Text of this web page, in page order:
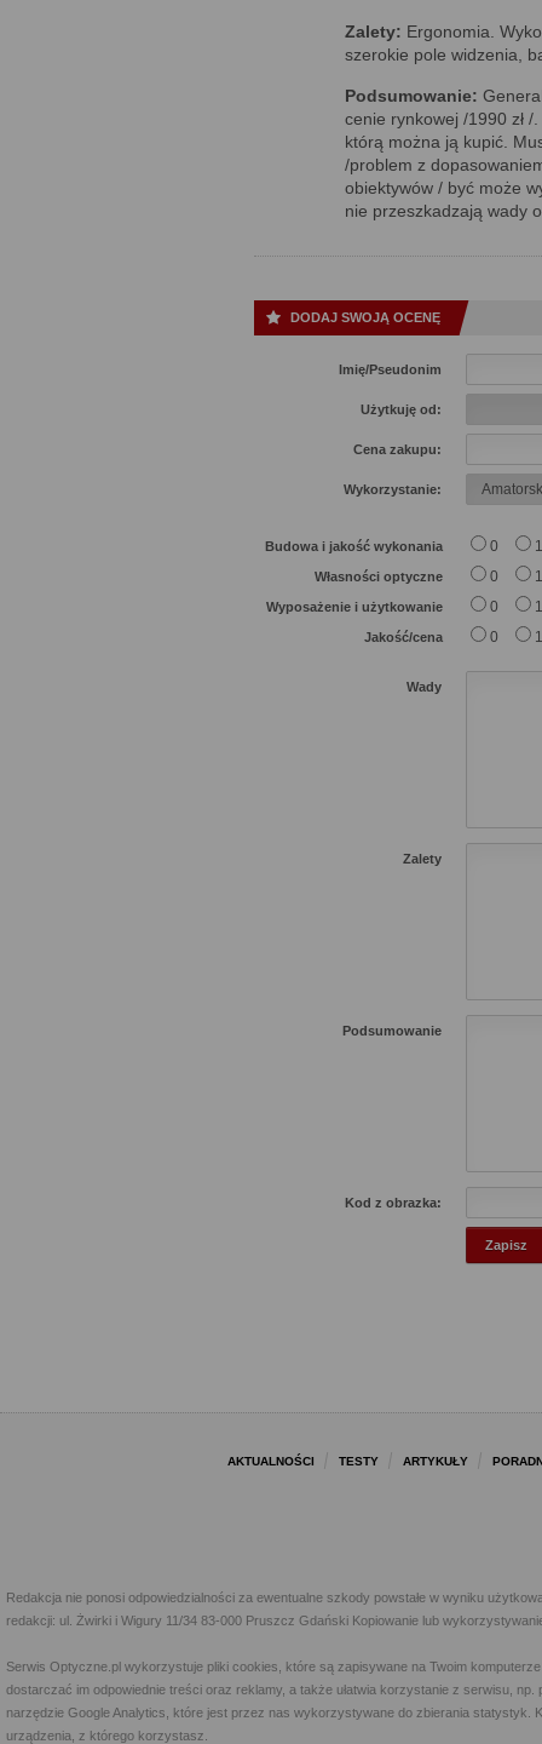
Zalety: Ergonomia.
szerokie pole widzenia,
Podsumowanie:
cenie rynkowej /1990 zł /
którą można ją kupić.
/problem z
obiektywów / być może
nie przeszkadzają wady
DODAJ SWOJĄ OCENĘ
Imię/Pseudonim
Użytkuję od:
Cena zakupu:
Wykorzystanie:
Budowa i jakość wykonania 0 1
Własności optyczne 0 1
Wyposażenie i użytkowanie 0 1
Jakość/cena 0 1
Wady
Zalety
Podsumowanie
Kod z obrazka:
AKTUALNOŚCI TESTY ARTYKUŁY
Redakcja nie ponosi odpowiedzialności za ewentualne szkody powstałe w wyniku
redakcji: ul. Żwirki i Wigury 11/34 83-000 Pruszcz Gdański Kopiowanie lub
Serwis Optyczne.pl wykorzystuje pliki cookies, które są zapisywane na Twoim
dostarczać im odpowiednie treści oraz reklamy, a także ułatwia korzystanie z serwisu,
narzędzie Google Analytics, które jest przez nas wykorzystywane do zbierania statystyk.
urządzenia, z którego korzystasz.